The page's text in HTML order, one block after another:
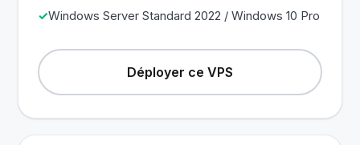
Windows Server Standard 2022 / Windows 10 Pro
Déployer ce VPS